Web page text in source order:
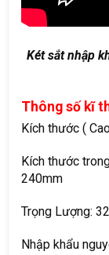
Két sắt nhập
Thông số kĩ
Kích thước (
Kích thước
240mm
Trọng Lượng:
Nhập khẩu